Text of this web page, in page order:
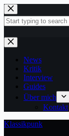
Zum
Inhalt
springen
Keine
Ergebnisse
News
Kritik
Interview
Guides
Über mich
Kontakt
Klassikpunk